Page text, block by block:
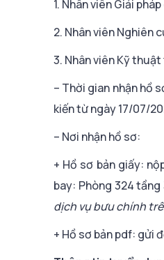
1. Nhân viên Giải
2. Nhân viên Nghiên
3. Nhân viên Kỹ
– Thời gian nhận hồ
kiến từ ngày 17/07/
– Nơi nhận hồ sơ:
+ Hồ sơ bản giấy:
bay: Phòng 324
dịch vụ bưu chính
+ Hồ sơ bản pdf: gửi